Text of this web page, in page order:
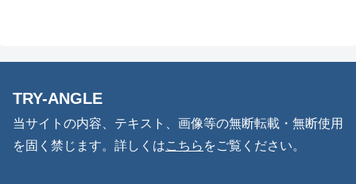
TRY-ANGLE
当サイトの内容、テキスト、画像等の無断転載・無断使用
を固く禁じます。詳しくはこちら をご覧ください。